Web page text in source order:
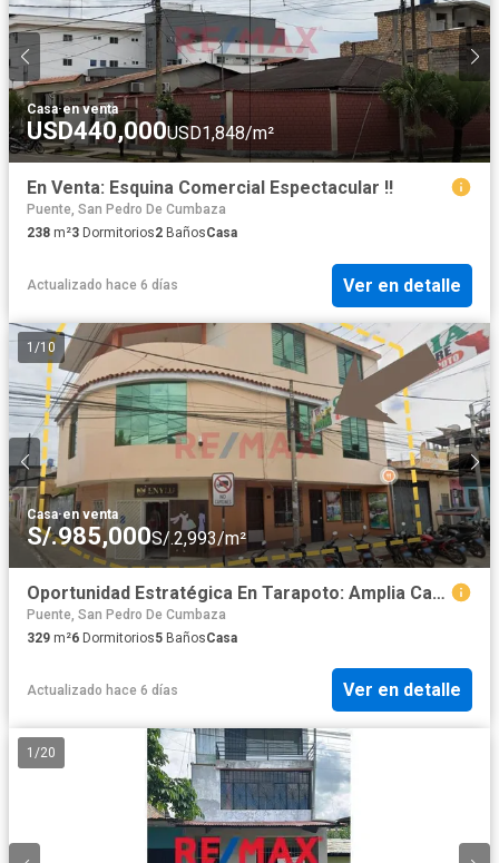
Casa·en venta
USD440,000USD1,848/m²
En Venta: Esquina Comercial Espectacular !!
Puente, San Pedro De Cumbaza
238 m²3 Dormitorios2 BañosCasa
Actualizado hace 6 días Ver en detalle
1 /10
Casa·en venta
S/.985,000S/.2,993/m²
Oportunidad Estratégica En Tarapoto: Amplia Casa En Esquina A 3 Cuadras De La Plaza De Armas
Puente, San Pedro De Cumbaza
329 m²6 Dormitorios5 BañosCasa
Actualizado hace 6 días Ver en detalle
1 /20